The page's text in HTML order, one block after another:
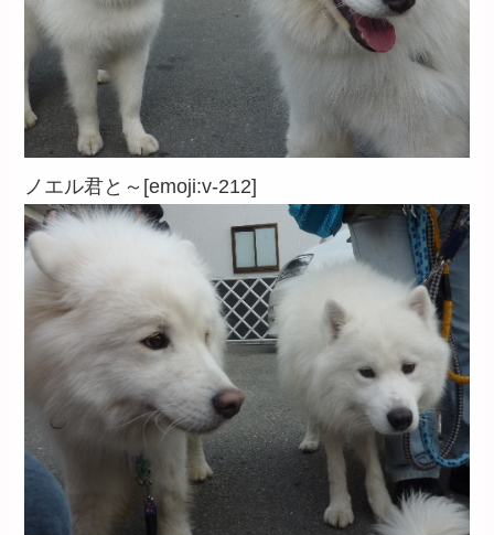
ノエル君と～[emoji:v-212]